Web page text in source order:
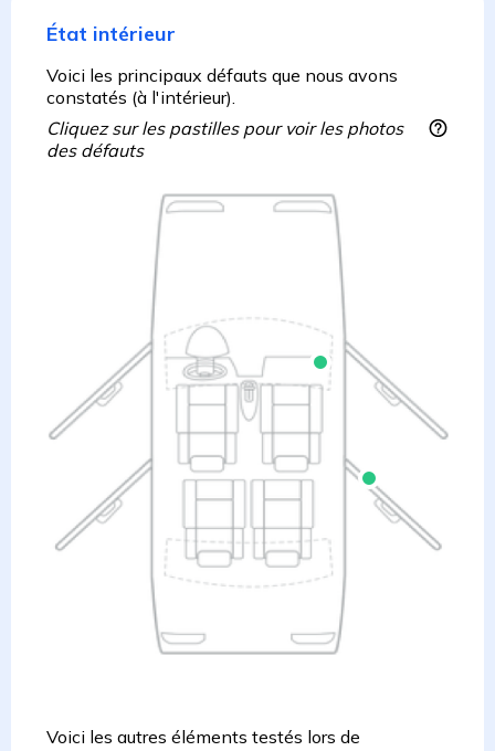
État intérieur
Voici les principaux défauts que nous avons
constatés (à l'intérieur).
Cliquez sur les pastilles pour voir les photos
des défauts
Voici les autres éléments testés lors de